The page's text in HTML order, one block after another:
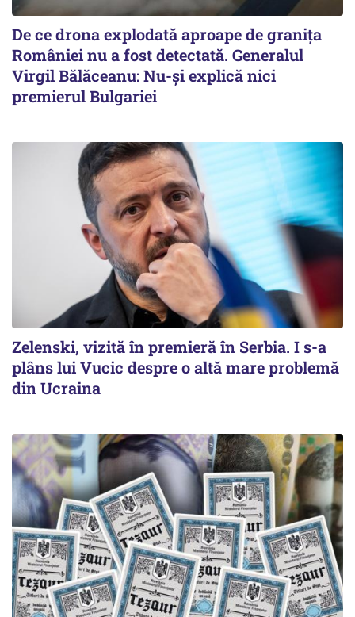
De ce drona explodată aproape de granița
României nu a fost detectată. Generalul
Virgil Bălăceanu: Nu-și explică nici
premierul Bulgariei
Zelenski, vizită în premieră în Serbia. I s-a
plâns lui Vucic despre o altă mare problemă
din Ucraina